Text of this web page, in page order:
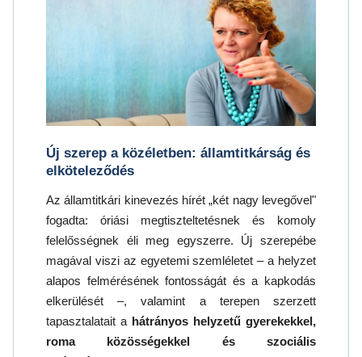
Új szerep a közéletben: államtitkárság és
elköteleződés
Az államtitkári kinevezés hírét „két nagy levegővel"
fogadta: óriási megtiszteltetésnek és komoly
felelősségnek éli meg egyszerre. Új szerepébe
magával viszi az egyetemi szemléletet – a helyzet
alapos felmérésének fontosságát és a kapkodás
elkerülését –, valamint a terepen szerzett
tapasztalatait a hátrányos helyzetű gyerekekkel,
roma közösségekkel és szociális